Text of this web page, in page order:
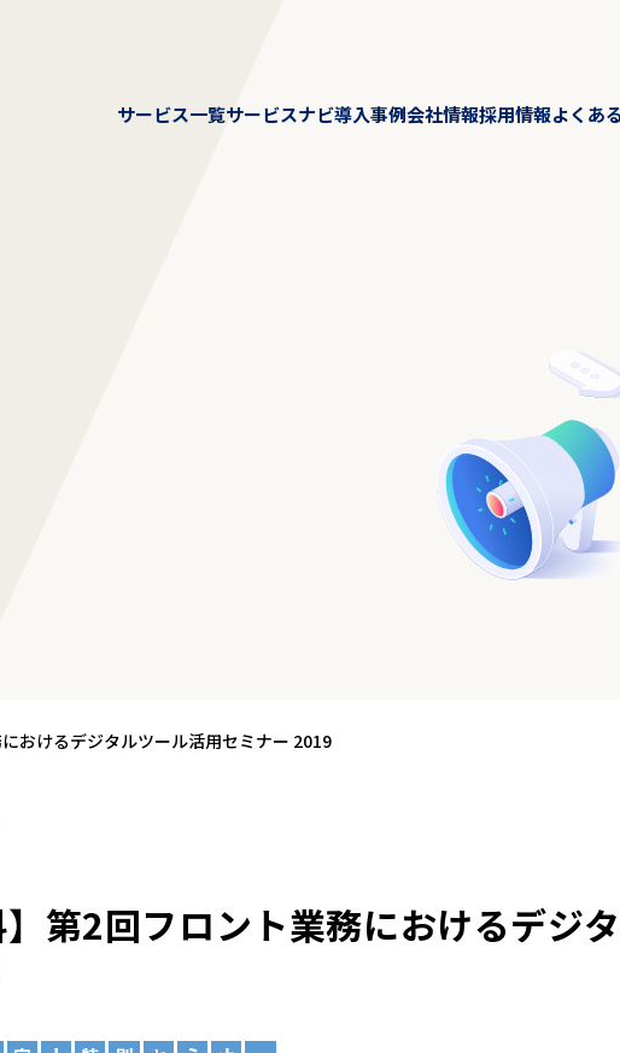
おけるデジタルツール活用セミナー 2019
】第2回フロント業務におけるデジ